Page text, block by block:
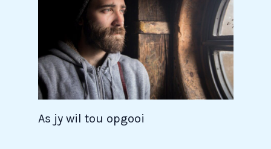
As jy wil tou opgooi